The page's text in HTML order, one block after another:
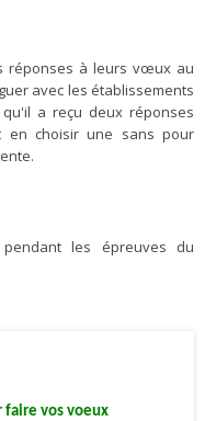
réponses à leurs vœux au
avec les établissements
a reçu deux réponses
en choisir une sans pour
les épreuves du
faire vos voeux